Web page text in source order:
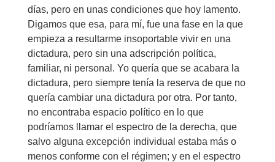
días, pero en unas condiciones que hoy lamento.
Digamos que esa, para mí, fue una fase en la que
empieza a resultarme insoportable vivir en una
dictadura, pero sin una adscripción política,
familiar, ni personal. Yo quería que se acabara la
dictadura, pero siempre tenía la reserva de que no
quería cambiar una dictadura por otra. Por tanto,
no encontraba espacio político en lo que
podríamos llamar el espectro de la derecha, que
salvo alguna excepción individual estaba más o
menos conforme con el régimen; y en el espectro